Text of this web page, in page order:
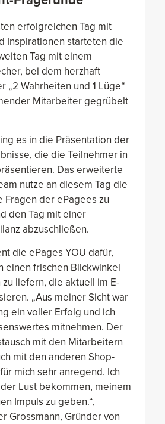
erfolgreichen Tag mit
Inspirationen starteten die
Tag mit einem
bei dem herzhaft
„2 Wahrheiten und 1 Lüge“
Mitarbeiter gegrübelt
es in die Präsentation der
die die Teilnehmer in
Das erweiterte
nutze an diesem Tag die
Fragen der ePagees zu
den Tag mit einer
abzuschließen.
die ePages YOU dafür,
einen frischen Blickwinkel
liefern, die aktuell im E-
„Aus meiner Sicht war
ein voller Erfolg und ich
mitnehmen. Der
mit den Mitarbeitern
mit den anderen Shop-
mich sehr anregend. Ich
Lust bekommen, meinem
Impuls zu geben.“,
Grossmann, Gründer von